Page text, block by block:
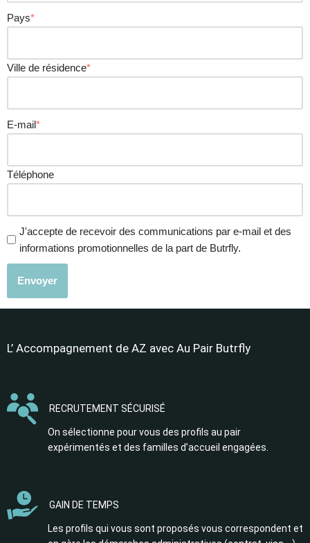
Pays*
Ville de résidence*
E-mail*
Téléphone
J'accepte de recevoir des communications par e-mail et des
informations promotionnelles de la part de Butrfly.
Envoyer
L’ Accompagnement de AZ avec Au Pair Butrfly
RECRUTEMENT SÉCURISÉ
On sélectionne pour vous des profils au pair
expérimentés et des familles d’accueil engagées.
GAIN DE TEMPS
Les profils qui vous sont proposés vous correspondent et